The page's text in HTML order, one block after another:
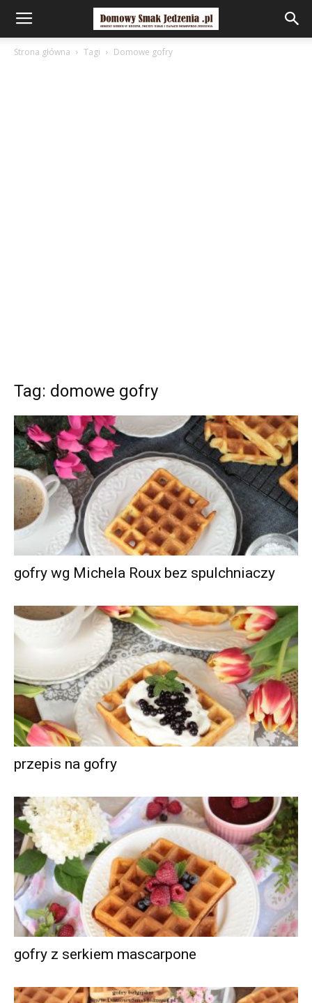
Strona główna Tagi Domowe gofry
Tag: domowe gofry
gofry wg Michela Roux bez spulchniaczy
przepis na gofry
gofry z serkiem mascarpone